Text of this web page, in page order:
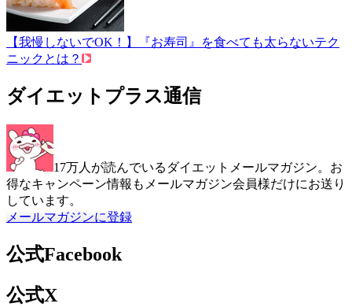
【我慢しないでOK！】『お寿司』を食べても太らないテク
ニックとは？
ダイエットプラス通信
17万人が読んでいるダイエットメールマガジン。お
得なキャンペーン情報もメールマガジン会員様だけにお送り
しています。
メールマガジンに登録
公式Facebook
公式X